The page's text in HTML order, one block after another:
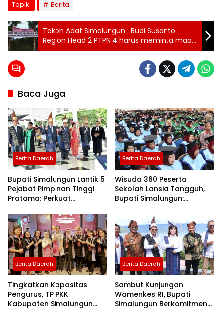
Topik:
Berita
Tokoh Adat Simalungun : Budi Susanto
Region Head 2 PTPN 4 harus meminta maaf
secara adat Simalungun.
Baca Juga
Berita Daerah
Bupati Simalungun Lantik 5
Pejabat Pimpinan Tinggi
Pratama: Perkuat
Pemerintahan
Berita Daerah
Wisuda 360 Peserta
Sekolah Lansia Tangguh,
Bupati Simalungun:
Pernah Dibatasi Oleh Usia”
Berita Daerah
Tingkatkan Kapasitas
Pengurus, TP PKK
Kabupaten Simalungun
Berita Daerah
Sambut Kunjungan
Wamenkes RI, Bupati
Simalungun Berkomitmen